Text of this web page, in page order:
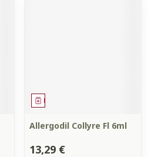
Médicament
Allergodil Collyre Fl 6ml
13,29 €